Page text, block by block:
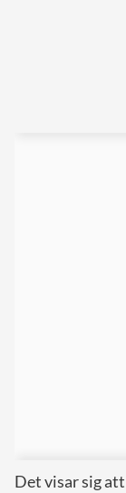
Det visar sig